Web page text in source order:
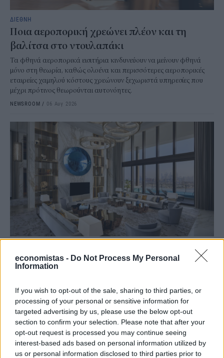
economistas - Do Not Process My Personal
Information
If you wish to opt-out of the sale, sharing to third parties, or
processing of your personal or sensitive information for
targeted advertising by us, please use the below opt-out
section to confirm your selection. Please note that after your
opt-out request is processed you may continue seeing
interest-based ads based on personal information utilized by
us or personal information disclosed to third parties prior to
ΔΙΕΘΝΗ
Ποια αεροπορική χρεώνει πλέον και τη
βαλίτσα στο ντουλαπάκι
Τα φθηνά αεροπορικά εισιτήρια κινδυνεύουν να μείνουν φθηνά
μόνο στη θεωρία, καθώς ολοένα και περισσότερες αεροπορικές
εταιρείες χαμηλού κόστους χρεώνουν ξεχωριστά υπηρεσίες που
μέχρι πρότινος θεωρούνται αυτονόητες.
NEWSROOM / 06 Αυγ 2026
Πού βρίσκεται η πιο ακριβή σουίτα
ξενοδοχείου στον κόσμο
Έχετε αναρωτηθεί ποτέ πώς θα ήταν το εσωτερικό ενός από τα
πιο ακριβά ρετιρέ ξενοδοχείων στο κόσμο στο οποίο, ρεαλιστικά
μιλώντας, γνωρίζετε ότι θα ήταν αρκετά δύσκολο να βρεθείτε; Στο
Ντουμπάι και συγκεκριμένα στο Atlantis The Royal, στην τεχνητή
νησίδα Palm Jumeirah, βρίσκεται μία από τις ακριβότερες και πιο
εντυπωσιακές ξενοδοχειακές σουίτες στον κόσμο.
05 Αυγ 2026